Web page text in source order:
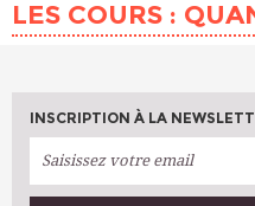
LES COURS :
INSCRIPTION À LA